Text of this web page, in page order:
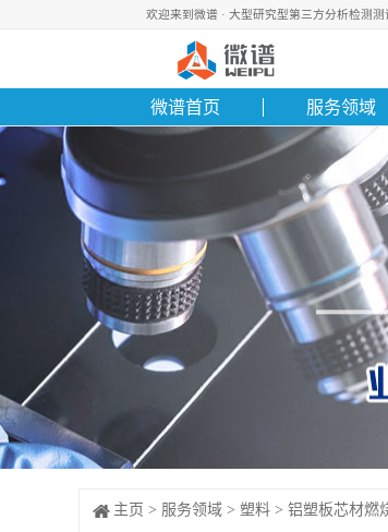
欢迎来到微谱 · 大型研究型第三方分析检测
微谱首页 服务领域
主页 > 服务领域 >塑料 >铝塑板芯材燃